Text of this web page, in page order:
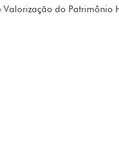
Valorização do